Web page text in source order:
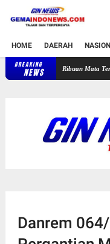
HOME DAERAH
BREAKING
NEWS
Ribuan Mata Tertuju ke
Danrem